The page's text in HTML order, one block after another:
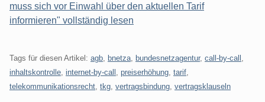
muss sich vor Einwahl über den aktuellen Tarif
informieren" vollständig lesen
Tags für diesen Artikel: agb bnetza bundesnetzagentur, call-by-call
inhaltskontrolle internet-by-call preiserhöhung tarif
telekommunikationsrecht tkg vertragsbindung vertragsklauseln